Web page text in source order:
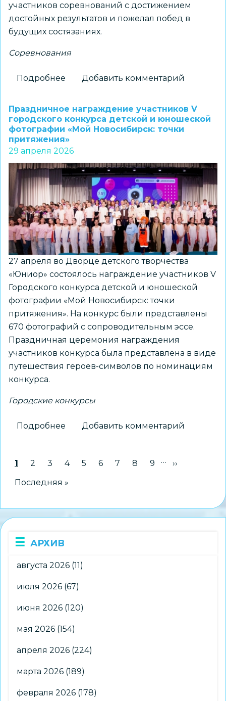
участников соревнований с достижением
достойных результатов и пожелал побед в
будущих состязаниях.
Соревнования
Подробнее
игры
школьных
спортивных
клубов:
награждены
лучшие
команды
Новосибирска
Добавить комментарий
Праздничное награждение участников V
городского конкурса детской и юношеской
фотографии «Мой Новосибирск: точки
притяжения»
29 апреля 2026
27 апреля во Дворце детского творчества
«Юниор» состоялось награждение участников V
Городского конкурса детской и юношеской
фотографии «Мой Новосибирск: точки
притяжения». На конкурс были представлены
670 фотографий с сопроводительным эссе.
Праздничная церемония награждения
участников конкурса была представлена в виде
путешествия героев-символов по номинациям
конкурса.
Городские конкурсы
Подробнее
участников
детской
«Мой
Новосибирск:
притяжения»
Добавить комментарий
Нумерация
Текущая страница
1 Страница
2 Страница
3 Страница
4 Страница
5 Страница
6 Страница
7 Страница
8 Страница
9 … Следующая
››
Последняя страница
Последняя »
АРХИВ
августа 2026 (11)
июля 2026 (67)
июня 2026 (120)
мая 2026 (154)
апреля 2026 (224)
марта 2026 (189)
февраля 2026 (178)